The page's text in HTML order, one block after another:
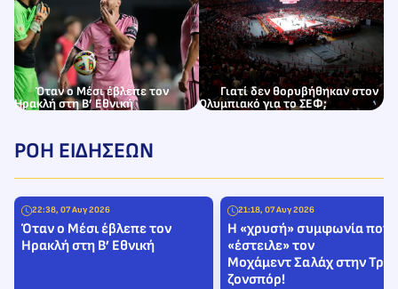
Όταν ο Μέσι έβλεπε τον
Ηρακλή στη Β’ Εθνική
Γιατί δεν θορυβήθηκαν στον
Ολυμπιακό για το ΣΕΦ;
ΡΟΗ ΕΙΔΗΣΕΩΝ
22:38, 07 Αυγ 2026
Όταν ο Μέσι έβλεπε τον
Ηρακλή στη Β’ Εθνική
21:18, 07 Αυγ 2026
H «χρυσή» συμφωνία που
«έστειλε» τον
Μοχάμεντ Σαλάχ στην
ζονσπόρ!